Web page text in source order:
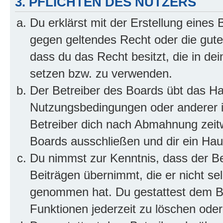
Du erklärst mit der Erstellung eines
gegen geltendes Recht oder die
dass du das Recht besitzt, die in
setzen bzw. zu verwenden.
Der Betreiber des Boards übt das
Nutzungsbedingungen oder
Betreiber dich nach Abmahnung
Boards ausschließen und dir ein
Du nimmst zur Kenntnis, dass der
Beiträgen übernimmt, die er nicht
genommen hat. Du gestattest dem
Funktionen jederzeit zu löschen